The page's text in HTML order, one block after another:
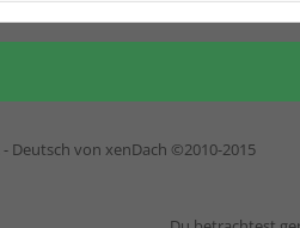
- Deutsch von xenDach ©2010-2015